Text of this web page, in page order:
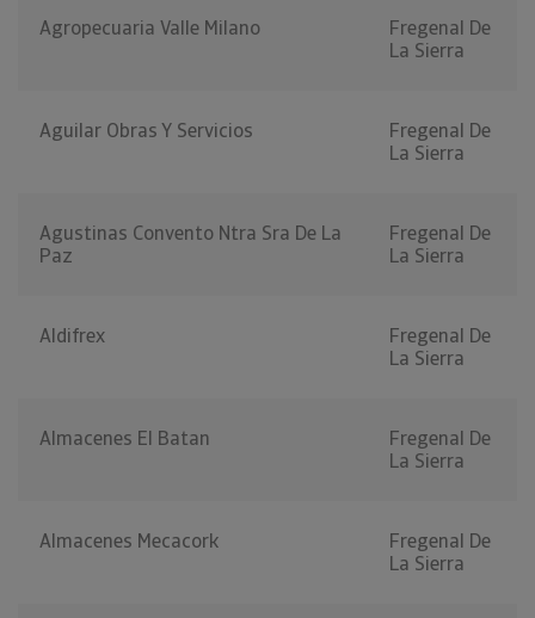
Agropecuaria Valle Milano
Fregenal De
La Sierra
Aguilar Obras Y Servicios
Fregenal De
La Sierra
Agustinas Convento Ntra Sra De La
Paz
Fregenal De
La Sierra
Aldifrex
Fregenal De
La Sierra
Almacenes El Batan
Fregenal De
La Sierra
Almacenes Mecacork
Fregenal De
La Sierra